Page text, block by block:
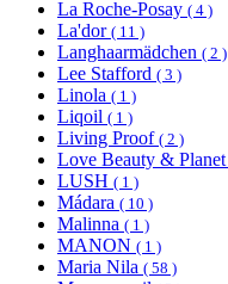
La Roche-Posay ( 4 )
La'dor ( 11 )
Langhaarmädchen ( 2 )
Lee Stafford ( 3 )
Linola ( 1 )
Liqoil ( 1 )
Living Proof ( 2 )
Love Beauty & Planet
LUSH ( 1 )
Mádara ( 10 )
Malinna ( 1 )
MANON ( 1 )
Maria Nila ( 58 )